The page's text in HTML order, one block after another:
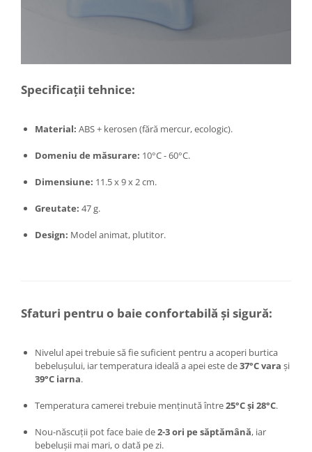
Specificații tehnice:
Material: ABS + kerosen (fără mercur, ecologic).
Domeniu de măsurare: 10°C - 60°C.
Dimensiune: 11.5 x 9 x 2 cm.
Greutate: 47 g.
Design: Model animat, plutitor.
Sfaturi pentru o baie confortabilă și sigură:
Nivelul apei trebuie să fie suficient pentru a acoperi burtica
bebelușului, iar temperatura ideală a apei este de37°C vara și
39°C iarna.
Temperatura camerei trebuie menținută între25°C și 28°C.
Nou-născuții pot face baie de2-3 ori pe săptămână, iar
bebelușii mai mari, o dată pe zi.